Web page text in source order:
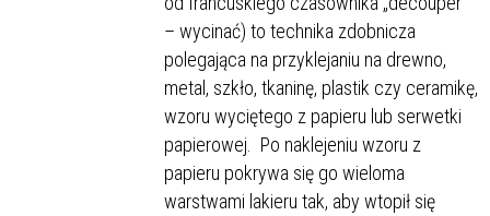
– wycinać) to technika zdobnicza
polegająca na przyklejaniu na drewno,
metal, szkło, tkaninę, plastik czy ceramikę,
wzoru wyciętego z papieru lub serwetki
papierowej. Po naklejeniu wzoru z
papieru pokrywa się go wieloma
warstwami lakieru tak, aby wtopił się